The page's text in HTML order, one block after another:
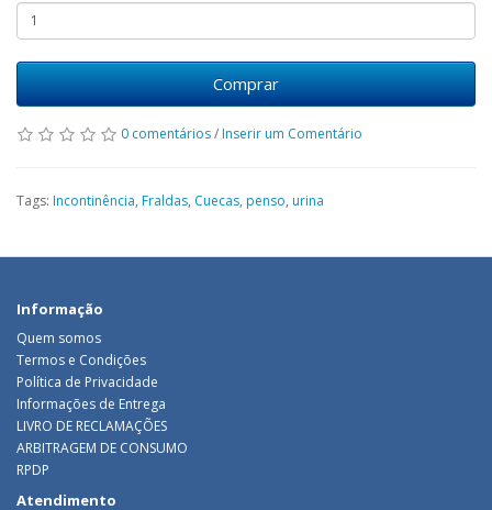
Comprar
0 comentários/Inserir um Comentário
Tags: Incontinência, Fraldas, Cuecas, penso, urina
Informação
Quem somos
Termos e Condições
Política de Privacidade
Informações de Entrega
LIVRO DE RECLAMAÇÕES
ARBITRAGEM DE CONSUMO
RPDP
Atendimento